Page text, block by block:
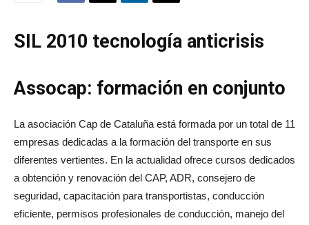
SIL 2010 tecnología anticrisis
Assocap: formación en conjunto
La asociación Cap de Cataluña está formada por un total de 11
empresas dedicadas a la formación del transporte en sus
diferentes vertientes. En la actualidad ofrece cursos dedicados
a obtención y renovación del CAP, ADR, consejero de
seguridad, capacitación para transportistas, conducción
eficiente, permisos profesionales de conducción, manejo del